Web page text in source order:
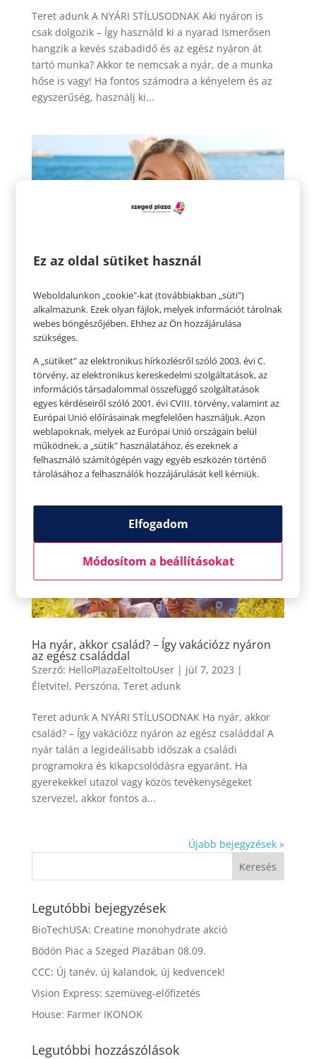
Teret adunk A NYÁRI STÍLUSODNAK Aki nyáron is
csak dolgozik – Így használd ki a nyarad Ismerősen
hangzik a kevés szabadidő és az egész nyáron át
tartó munka? Akkor te nemcsak a nyár, de a munka
hőse is vagy! Ha fontos számodra a kényelem és az
egyszerűség, használj ki...
Merülj el a nyárias hangulatban – Vízimádóként
is élvezd ki az idei nyarat
Szerző:HelloPlazaEeltoltoUser|júl 7, 2023|
Életvitel,Perszóna
Teret adunk A NYÁRI STÍLUSODNAK Merülj el a
nyárias hangulatban – Vízimádóként is élvezd ki az
idei nyarat Ha nyár, akkor neked csak a vízpart
játszik? Csak akkor jössz ki a vízből, ha már
kirángatnak? Ha tényleg kis hableány vagy, aki a
nyári hónapokban a medence...
Ha nyár, akkor család? – Így vakációzz nyáron
az egész családdal
Szerző: HelloPlazaEeltoltoUser| júl 7, 2023 |
Életvitel, Perszóna, Teret adunk
Teret adunk A NYÁRI STÍLUSODNAK Ha nyár, akkor
család? – Így vakációzz nyáron az egész családdal A
nyár talán a legideálisabb időszak a családi
programokra és kikapcsolódásra egyaránt. Ha
gyerekekkel utazol vagy közös tevékenységeket
szervezel, akkor fontos a...
Újabb bejegyzések »
Legutóbbi bejegyzések
BioTechUSA: Creatine monohydrate akció
Bödön Piac a Szeged Plazában 08.09.
CCC: Új tanév, új kalandok, új kedvencek!
Vision Express: szemüveg-előfizetés
House: Farmer IKONOK
Legutóbbi hozzászólások
Ez az oldal sütiket használ
Weboldalunkon „cookie"-kat (továbbiakban „süti")
alkalmazunk. Ezek olyan fájlok, melyek információt tárolnak
webes böngészőjében. Ehhez az Ön hozzájárulása
szükséges.
A „sütiket" az elektronikus hírközlésről szóló 2003. évi C.
törvény, az elektronikus kereskedelmi szolgáltatások, az
információs társadalommal összefüggő szolgáltatások
egyes kérdéseiről szóló 2001. évi CVIII. törvény, valamint az
Európai Unió előírásainak megfelelően használjuk. Azon
weblapoknak, melyek az Európai Unió országain belül
működnek, a „sütik" használatához, és ezeknek a
felhasználó számítógépén vagy egyéb eszközén történő
tárolásához a felhasználók hozzájárulását kell kérniük.
Elfogadom
Módosítom a beállításokat